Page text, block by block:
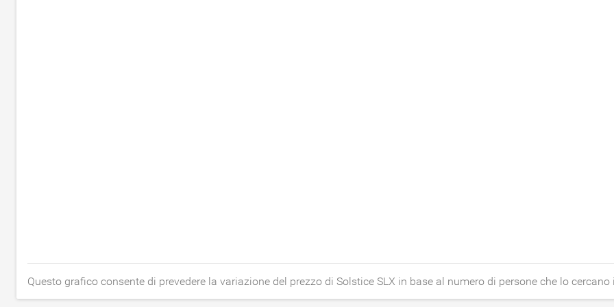
Questo grafico consente di prevedere la variazione del prezzo di Solstice SLX in base al numero di persone che lo cercano